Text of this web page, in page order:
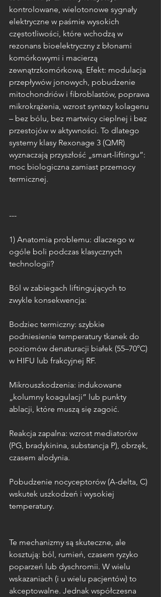
kontrolowane, wielotonowe sygnały
elektryczne w paśmie wysokich
częstotliwości, które wchodzą w
rezonans bioelektryczny z błonami
komórkowymi i macierzą
zewnątrzkomórkową. Efekt: modulacja
przepływów jonowych, pobudzenie
mitochondriów i fibroblastów, poprawa
mikrokrążenia, wzrost syntezy kolagenu
– bez bólu, bez martwicy cieplnej i bez
przestojów w aktywności. To dlatego
systemy klasy Rexonage 3 (QMR)
wyznaczają przyszłość „smart-liftingu”:
moc biologiczna zamiast przemocy
termicznej.
---
1) Anatomia problemu: dlaczego w
ogóle boli podczas klasycznych
technologii?
Ból w zabiegach liftingujących to
zwykle konsekwencja:
Bodziec termiczny: szybkie
podniesienie temperatury tkanek do
poziomów denaturacji białek (55–70°C)
w HIFU lub frakcyjnej RF.
Mikrouszkodzenia: indukowane
„kolumny koagulacji” lub punkty
ablacji, które muszą się zagoić.
Reakcja zapalna: wzrost mediatorów
(PG, bradykinina, substancja P), obrzęk,
czasem alodynia.
Pobudzenie nocyceptorów (A-delta, C)
wskutek uszkodzeń i wysokiej
temperatury.
Te mechanizmy są skuteczne, ale
kosztują: ból, rumień, czasem ryzyko
poparzeń lub dyschromii. W wielu
wskazaniach (i u wielu pacjentów) to
akceptowalne. Jednak współczesna